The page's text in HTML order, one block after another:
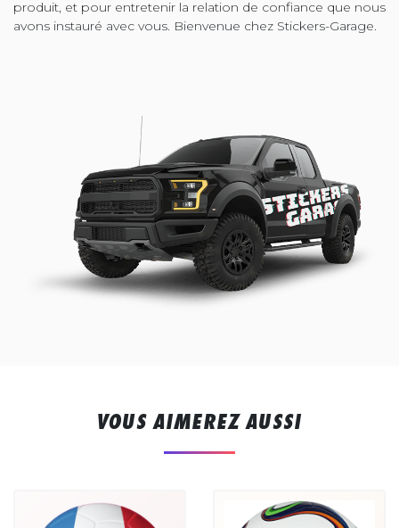
produit, et pour entretenir la relation de confiance que nous
avons instauré avec vous. Bienvenue chez Stickers-Garage.
VOUS AIMEREZ AUSSI